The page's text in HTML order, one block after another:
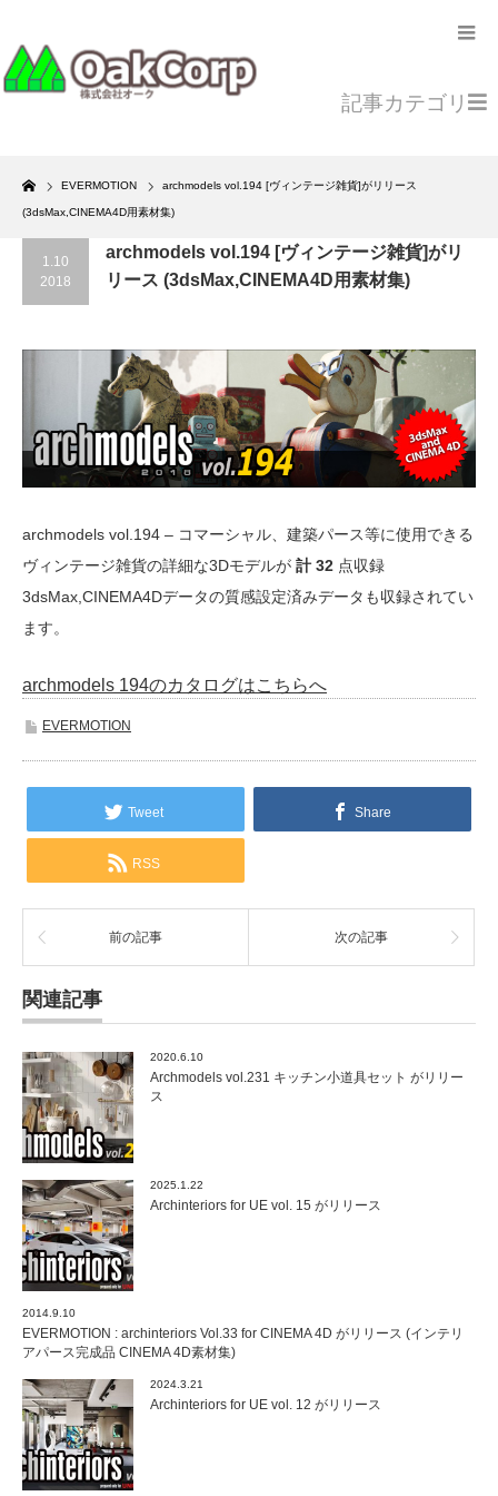
Home
EVERMOTION archmodels vol.194 [ヴィンテージ雑貨]がリリース
(3dsMax,CINEMA4D用素材集)
記事カテゴリ
1.10
2018
archmodels vol.194 [ヴィンテージ雑貨]がリ
リース (3dsMax,CINEMA4D用素材集)
archmodels vol.194 – コマーシャル、建築パース等に使用できる
ヴィンテージ雑貨の詳細な3Dモデルが 計 32 点収録
3dsMax,CINEMA4Dデータの質感設定済みデータも収録されてい
ます。
archmodels 194のカタログはこちらへ
EVERMOTION
Tweet Share
RSS
前の記事 次の記事
関連記事
2020.6.10
Archmodels vol.231 キッチン小道具セット がリリー
ス
2025.1.22
Archinteriors for UE vol. 15 がリリース
2014.9.10
EVERMOTION : archinteriors Vol.33 for CINEMA 4D がリリース (インテリ
アパース完成品 CINEMA 4D素材集)
2024.3.21
Archinteriors for UE vol. 12 がリリース